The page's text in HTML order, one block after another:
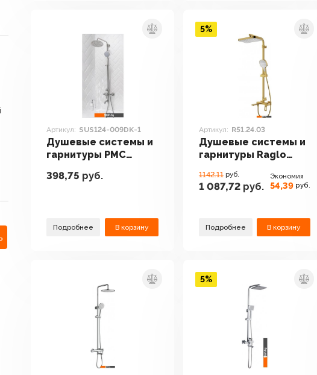
Артикул: SUS124-009DK-1
Душевые системы и
гарнитуры РМС
398,75 руб.
Подробнее В корзину
Артикул: R51.24.03
Душевые системы и
гарнитуры Raglo
1142.11 руб.
1 087,72руб.
Экономия
54,39 руб.
Подробнее В корзину
5%
5%